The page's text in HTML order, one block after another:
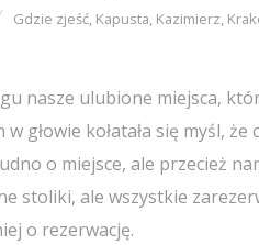
Gdzie zjeść, Kapusta, Kazimierz,
nasze ulubione miejsca,
w głowie kołatała się myśl,
o miejsce, ale przecież
stoliki, ale wszystkie
o rezerwację.